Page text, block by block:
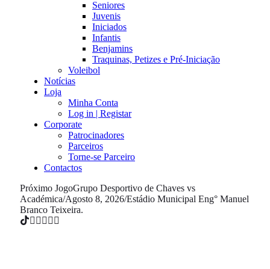
Seniores
Juvenis
Iniciados
Infantis
Benjamins
Traquinas, Petizes e Pré-Iniciação
Voleibol
Notícias
Loja
Minha Conta
Log in | Registar
Corporate
Patrocinadores
Parceiros
Torne-se Parceiro
Contactos
Próximo JogoGrupo Desportivo de Chaves vs
Académica/Agosto 8, 2026/Estádio Municipal Eng° Manuel
Branco Teixeira.